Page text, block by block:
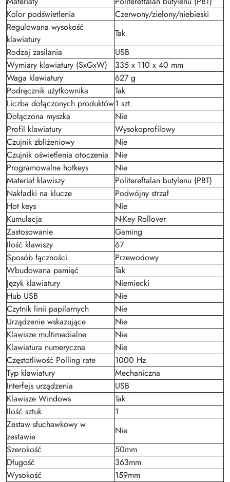
Kolor podświetlenia
Czerwony/zielony/niebieski
Regulowana wysokość
klawiatury
Tak
Rodzaj zasilania
USB
Wymiary klawiatury (SxGxW)
335 x 110 x 40 mm
Waga klawiatury
627 g
Podręcznik użytkownika
Tak
Liczba dołączonych produktów1 szt.
Dołączona myszka
Nie
Profil klawiatury
Wysokoprofilowy
Czujnik zbliżeniowy
Nie
Czujnik oświetlenia otoczenia
Nie
Programowalne hotkeys
Nie
Materiał klawiszy
Politereftalan butylenu (PBT)
Nakładki na klucze
Podwójny strzał
Hot keys
Nie
Kumulacja
N-Key Rollover
Zastosowanie
Gaming
Ilość klawiszy
67
Sposób łączności
Przewodowy
Wbudowana pamięć
Tak
Język klawiatury
Niemiecki
Hub USB
Nie
Czytnik linii papilarnych
Nie
Urządzenie wskazujące
Nie
Klawisze multimedialne
Nie
Klawiatura numeryczna
Nie
Częstotliwość Polling rate
1000 Hz
Typ klawiatury
Mechaniczna
Interfejs urządzenia
USB
Klawisze Windows
Tak
Ilość sztuk
1
Zestaw słuchawkowy w
zestawie
Nie
Szerokość
50mm
Długość
363mm
Wysokość
159mm